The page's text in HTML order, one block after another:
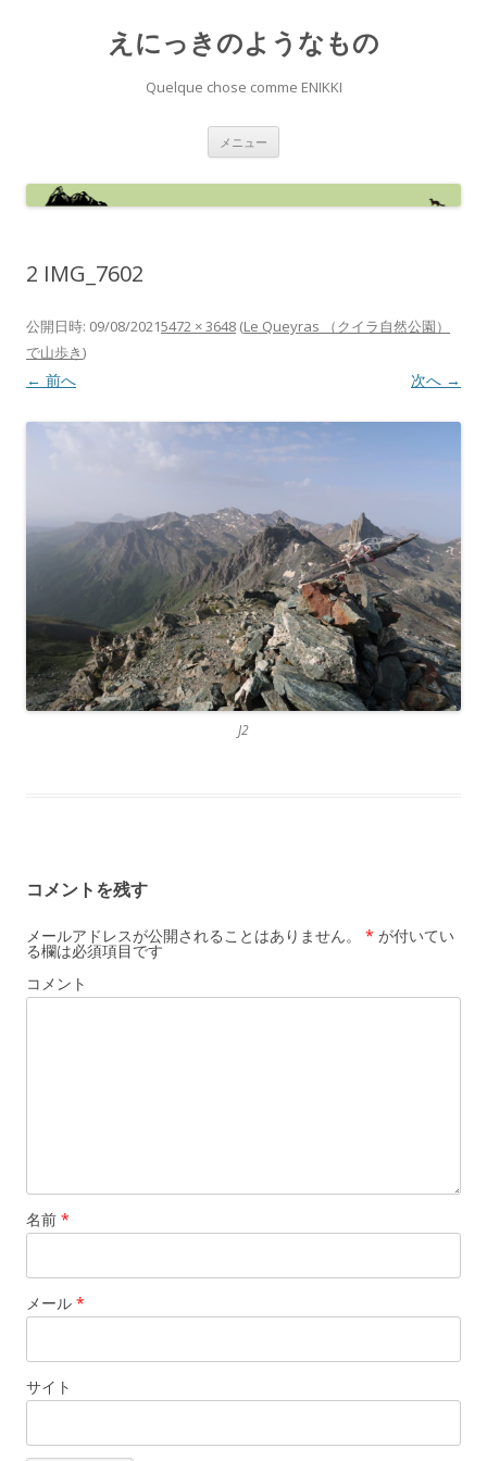
えにっきのようなもの
Quelque chose comme ENIKKI
メニュー
ン
へ
2 IMG_7602
公開日時: 09/08/20215472 × 3648 (Le Queyras （クイラ自然公園）
で山歩き)
← 前へ 次へ →
J2
コメントを残す
メールアドレスが公開されることはありません。 * が付いてい
る欄は必須項目です
コメント
名前 *
メール *
サイト